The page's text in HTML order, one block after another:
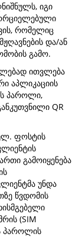
იგი
რომელიც
და/ან
გამო.
ითვლება
აპლიკაციის
პაროლი,
QR
ფოსტის
გამოიყენება
უნდა
წვდომის
(SIM
პაროლის